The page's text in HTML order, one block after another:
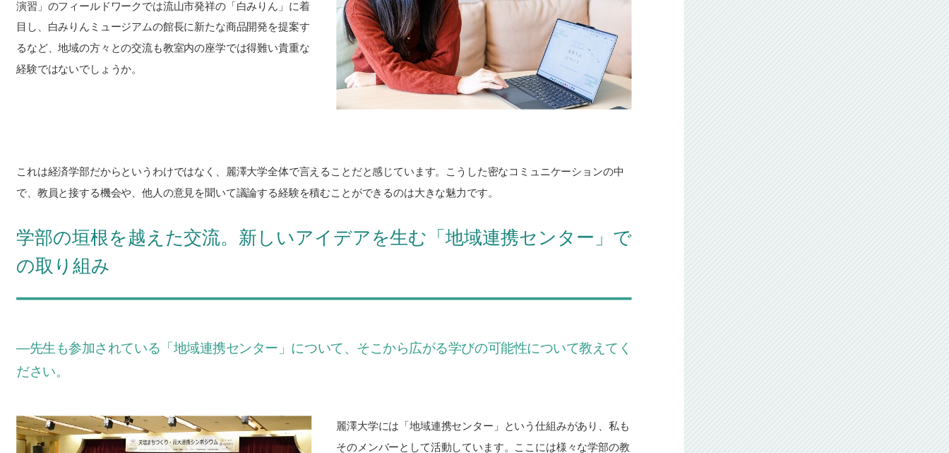
演習」のフィールドワークでは流山市発祥の「白みりん」に着
目し、白みりんミュージアムの館長に新たな商品開発を提案す
るなど、地域の方々との交流も教室内の座学では得難い貴重な
経験ではないでしょうか。
これは経済学部だからというわけではなく、麗澤大学全体で言えることだと感じています。こうした密なコミュニケーションの中
で、教員と接する機会や、他人の意見を聞いて議論する経験を積むことができるのは大きな魅力です。
学部の垣根を越えた交流。新しいアイデアを生む「地域連携センター」で
の取り組み
―先生も参加されている「地域連携センター」について、そこから広がる学びの可能性について教えてく
ださい。
麗澤大学には「地域連携センター」という仕組みがあり、私も
そのメンバーとして活動しています。ここには様々な学部の教